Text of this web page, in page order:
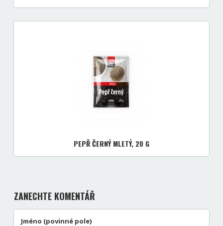
PEPŘ ČERNÝ MLETÝ, 20 G
ZANECHTE KOMENTÁŘ
Jméno (povinné pole)